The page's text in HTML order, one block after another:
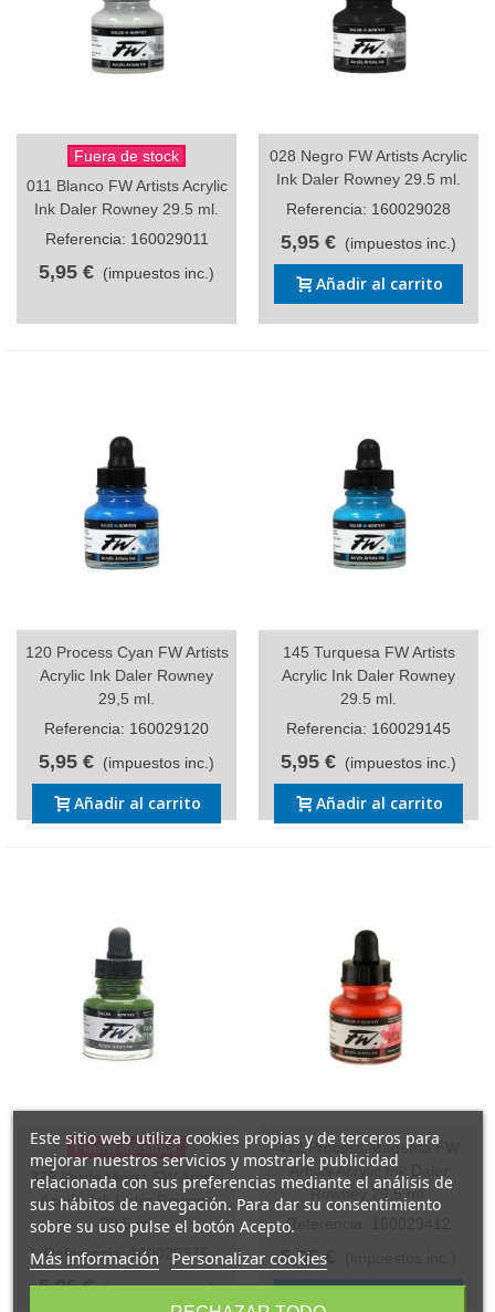
Fuera de stock
011 Blanco FW Artists Acrylic
Ink Daler Rowney 29.5 ml.
Referencia: 160029011
5,95 € (impuestos inc.)
028 Negro FW Artists Acrylic
Ink Daler Rowney 29.5 ml.
Referencia: 160029028
5,95 € (impuestos inc.)
Añadir al carrito
120 Process Cyan FW Artists
Acrylic Ink Daler Rowney
29,5 ml.
Referencia: 160029120
5,95 € (impuestos inc.)
Añadir al carrito
145 Turquesa FW Artists
Acrylic Ink Daler Rowney
29.5 ml.
Referencia: 160029145
5,95 € (impuestos inc.)
Añadir al carrito
Fuera de stock
375 Verde Vejiga FW Artists
Acrylic Ink Daler Rowney
29,5 ml
Referencia: 160029375
5,95 € (impuestos inc.)
412 Process Magenta FW
Artists Acrylic Ink Daler
Rowney 29,5 ml.
Referencia: 160029412
5,95 €
Este sitio web utiliza cookies propias y de terceros para
mejorar nuestros servicios y mostrarle publicidad
relacionada con sus preferencias mediante el análisis de
sus hábitos de navegación. Para dar su consentimiento
sobre su uso pulse el botón Acepto.
Más información Personalizar cookies